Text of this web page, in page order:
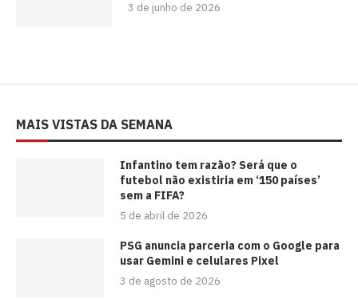
3 de junho de 2026
MAIS VISTAS DA SEMANA
⁠Infantino tem razão? Será que o
futebol não existiria em ‘150 países’
sem a FIFA?
5 de abril de 2026
PSG anuncia parceria com o Google para
usar Gemini e celulares Pixel
3 de agosto de 2026